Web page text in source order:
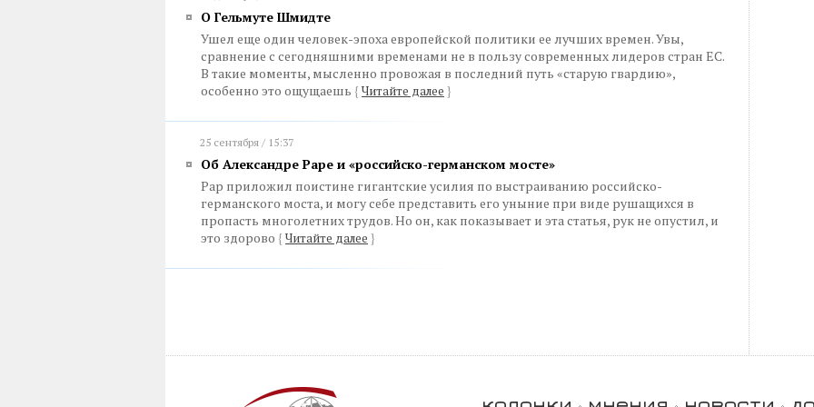
О Гельмуте Шмидте
Ушел еще один человек-эпоха европейской политики ее лучших времен. Увы,
сравнение с сегодняшними временами не в пользу современных лидеров стран ЕС.
В такие моменты, мысленно провожая в последний путь «старую гвардию»,
особенно это ощущаешь { Читайте далее }
25 сентября / 15:37
Об Александре Раре и «российско-германском мосте»
Рар приложил поистине гигантские усилия по выстраиванию российско-
германского моста, и могу себе представить его уныние при виде рушащихся в
пропасть многолетних трудов. Но он, как показывает и эта статья, рук не опустил, и
это здорово { Читайте далее }